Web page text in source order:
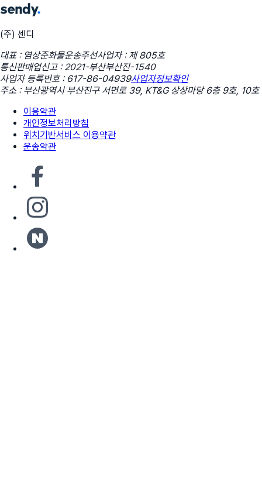
(주) 센디
대표 : 염상준화물운송주선사업자 : 제 805호
통신판매업신고 : 2021-부산부산진-1540
사업자 등록번호 : 617-86-04939사업자정보확인
주소 : 부산광역시 부산진구 서면로 39, KT&G 상상마당 6층 9호, 10호
이용약관
개인정보처리방침
위치기반서비스 이용약관
운송약관